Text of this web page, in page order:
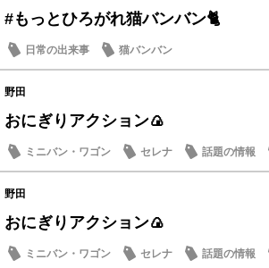
#もっとひろがれ猫バンバン🐈
日常の出来事 猫バンバン
野田
おにぎりアクション🍙
ミニバン・ワゴン セレナ 話題の情報
野田
おにぎりアクション🍙
ミニバン・ワゴン セレナ 話題の情報